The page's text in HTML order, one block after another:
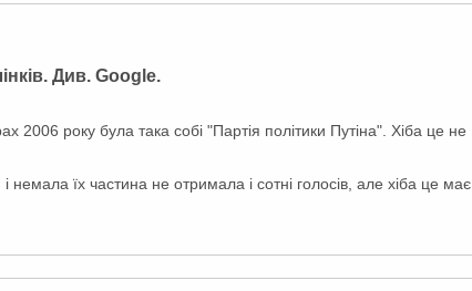
Див. Google.
2006 року була така собі "Партія політики Путіна". Хіба це не
немала їх частина не отримала і сотні голосів, але хіба це має